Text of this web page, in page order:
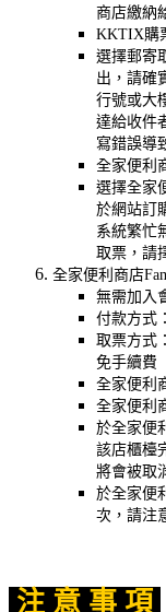
商店繳納
KKTIX購
選擇郵寄
出，請確
行號或大
達給收件
寫錯誤導
全家便利
選擇全家
於網站訂
系統繁忙
取票，請
全家便利商店
無需加入
付款方式
取票方式
免手續費
全家便利
全家便利
於全家便
該店櫃檯
將會被取
於全家便
次，請注
注 意 事 項